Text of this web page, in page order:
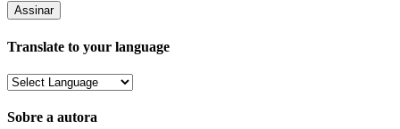
e-
mail
Translate to your language
Sobre a autora